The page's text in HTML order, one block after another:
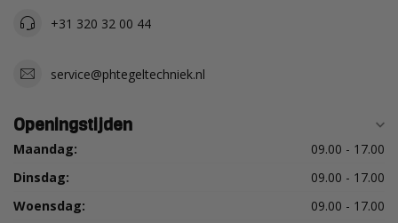
+31 320 32 00 44
service@phtegeltechniek.nl
Openingstijden
Maandag:
09.00 - 17.00
Dinsdag:
09.00 - 17.00
Woensdag:
09.00 - 17.00